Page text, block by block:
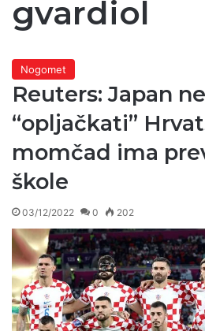
gvardiol
Nogomet
Reuters: Japan
“opljačkati”
momčad ima
škole
03/12/2022 0 202